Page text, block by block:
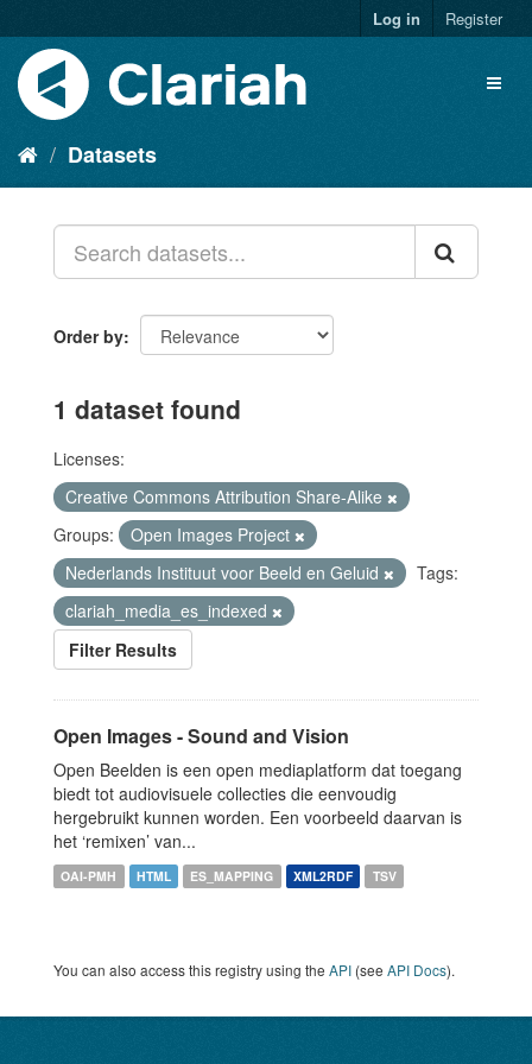
Log in Register
Datasets
Order by
1 dataset found
Licenses:
Creative Commons Attribution Share-Alike
Groups:
Open Images Project
Nederlands Instituut voor Beeld en Geluid
Tags:
clariah_media_es_indexed
Filter Results
Open Images - Sound and Vision
Open Beelden is een open mediaplatform dat toegang
biedt tot audiovisuele collecties die eenvoudig
hergebruikt kunnen worden. Een voorbeeld daarvan is
het ‘remixen’ van...
OAI-PMH HTML ES_MAPPING XML2RDF TSV
You can also access this registry using the API (see API Docs).